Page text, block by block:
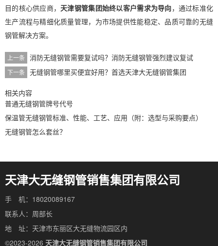
目的核心供应商， 天津钢管集团始终以客户需求为导向，通过标准化
生产流程与精细化质量管理，为市场提供性能稳定、品质可靠的无缝
钢管解决方案。
上一条 消防无缝钢管需要复试吗？消防无缝钢管强烈建议复试
下一条 无缝钢管哪里买便宜好用？首选天津大无缝钢管集团
相关内容
普通无缝钢管牌号代号
保温管无缝钢管标准、性能、工艺、应用（附：选型与采购要点）
无缝钢管怎么套丝？
天津大无缝钢管销售集团有限公司
手 机：18020089167
联系人：周部长
地 址：天津市东丽区大无缝物流园区内
©2023-2026 天津大无缝钢管销售集团有限公司